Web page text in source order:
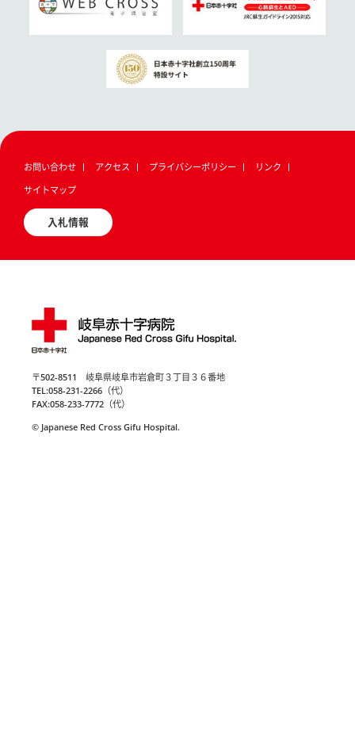
お問い合わせ アクセス プライバシーポリシー
リンク
サイトマップ
入札情報
〒502-8511 岐阜県岐阜市岩倉町３丁目３６番地
TEL:058-231-2266（代）
FAX:058-233-7772（代）
© Japanese Red Cross Gifu Hospital.